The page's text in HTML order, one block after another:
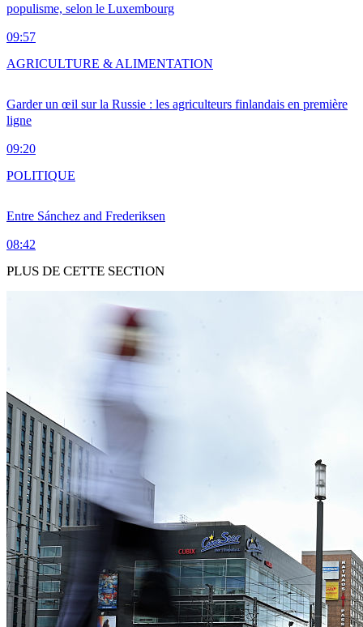
populisme, selon le Luxembourg
09:57
Garder un œil sur la Russie : les agriculteurs finlandais en première
ligne
09:20
AGRICULTURE & ALIMENTATION
Entre Sánchez and Frederiksen
08:42
POLITIQUE
PLUS DE CETTE SECTION